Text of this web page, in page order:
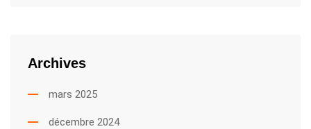
Archives
mars 2025
décembre 2024